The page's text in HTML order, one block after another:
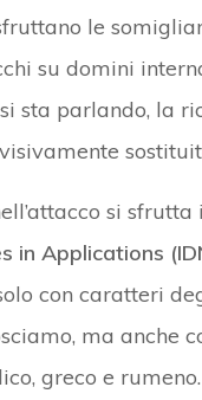
le
su domini
sta parlando, la
si sfrutta
in Applications
con caratteri
ma anche
greco e rumeno.